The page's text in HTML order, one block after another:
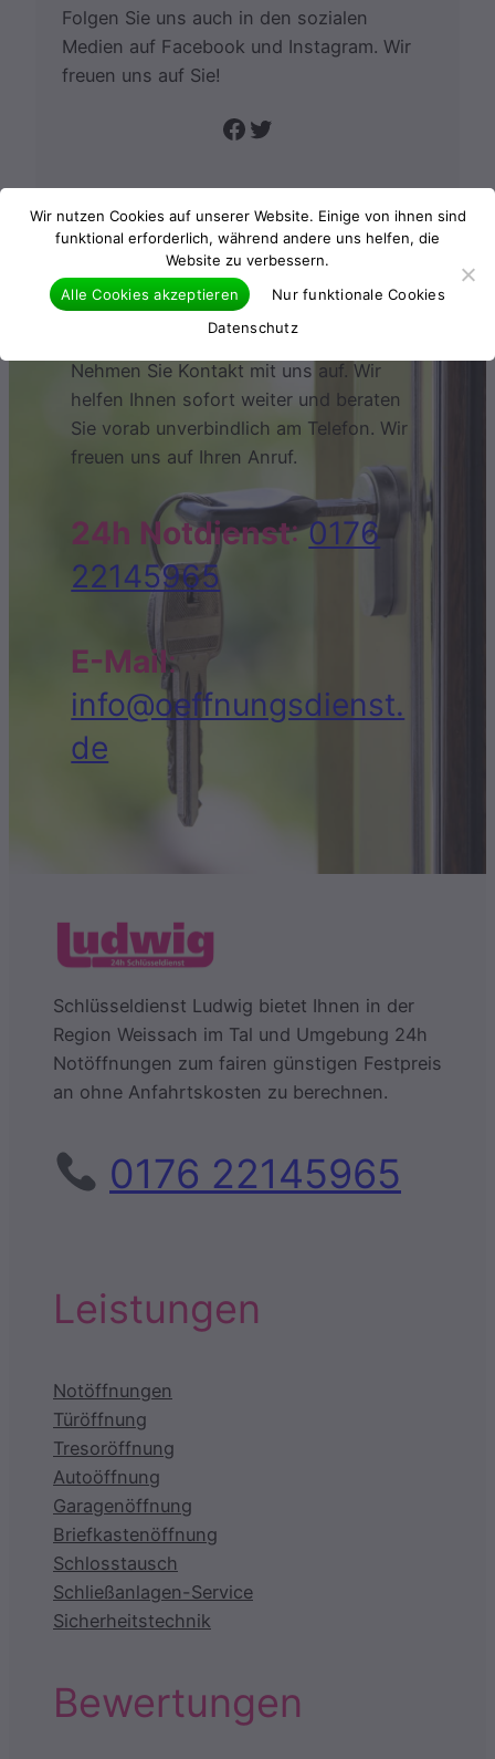
Folgen Sie uns auch in den sozialen
Medien auf Facebook und Instagram. Wir
freuen uns auf Sie!
Folge uns auf Facebook Twitter
Kontakt
Nehmen Sie Kontakt mit uns auf. Wir
helfen Ihnen sofort weiter und beraten
Sie vorab unverbindlich am Telefon. Wir
freuen uns auf Ihren Anruf.
24h Notdienst:0176
22145965
E-Mail:
info@oeffnungsdienst.
de
Schlüsseldienst Ludwig bietet Ihnen in der
Region Weissach im Tal und Umgebung 24h
Notöffnungen zum fairen günstigen Festpreis
an ohne Anfahrtskosten zu berechnen.
0176 22145965
Leistungen
Notöffnungen
Türöffnung
Tresoröffnung
Autoöffnung
Garagenöffnung
Briefkastenöffnung
Schlosstausch
Schließanlagen-Service
Sicherheitstechnik
Bewertungen
Wir nutzen Cookies auf unserer Website. Einige von ihnen sind
funktional erforderlich, während andere uns helfen, die
Website zu verbessern.
Alle Cookies akzeptieren
Nur funktionale Cookies
Datenschutz